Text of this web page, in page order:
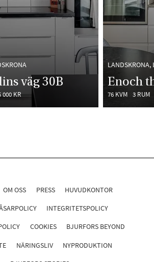
väg 30B
000 KR
LANDSKRONA,
Enoch
76 KVM 3 RUM
OM OSS PRESS HUVUDKONTOR
INTEGRITETSPOLICY
COOKIES BJURFORS BEYOND
NÄRINGSLIV NYPRODUKTION